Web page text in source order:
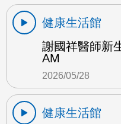
健康生活館
謝國祥醫師新
AM
2026/05/28
健康生活館